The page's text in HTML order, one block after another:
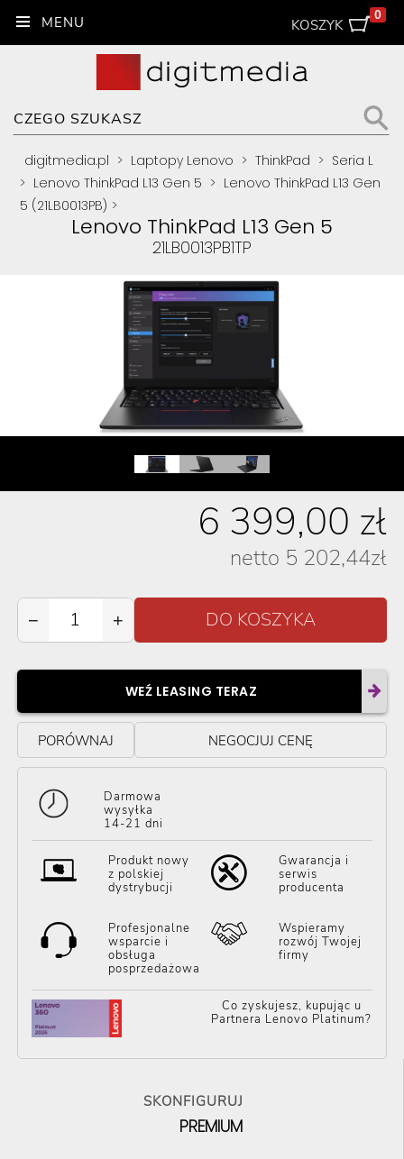
KOSZYK
0
digitmedia.pl > Laptopy Lenovo > ThinkPad > Seria L
> Lenovo ThinkPad L13 Gen 5 > Lenovo ThinkPad L13 Gen
5 (21LB0013PB) >
Lenovo ThinkPad L13 Gen 5
21LB0013PB1TP
6 399,00 zł
netto 5 202,44zł
− +
WEŹ LEASING TERAZ
PORÓWNAJ NEGOCJUJ CENĘ
Darmowa
wysyłka
14-21 dni
Produkt nowy
z polskiej
dystrybucji
Gwarancja i
serwis
producenta
Profesjonalne
wsparcie i
obsługa
posprzedażowa
Wspieramy
rozwój Twojej
firmy
Co zyskujesz, kupując u
Partnera Lenovo Platinum?
SKONFIGURUJ
PREMIUM